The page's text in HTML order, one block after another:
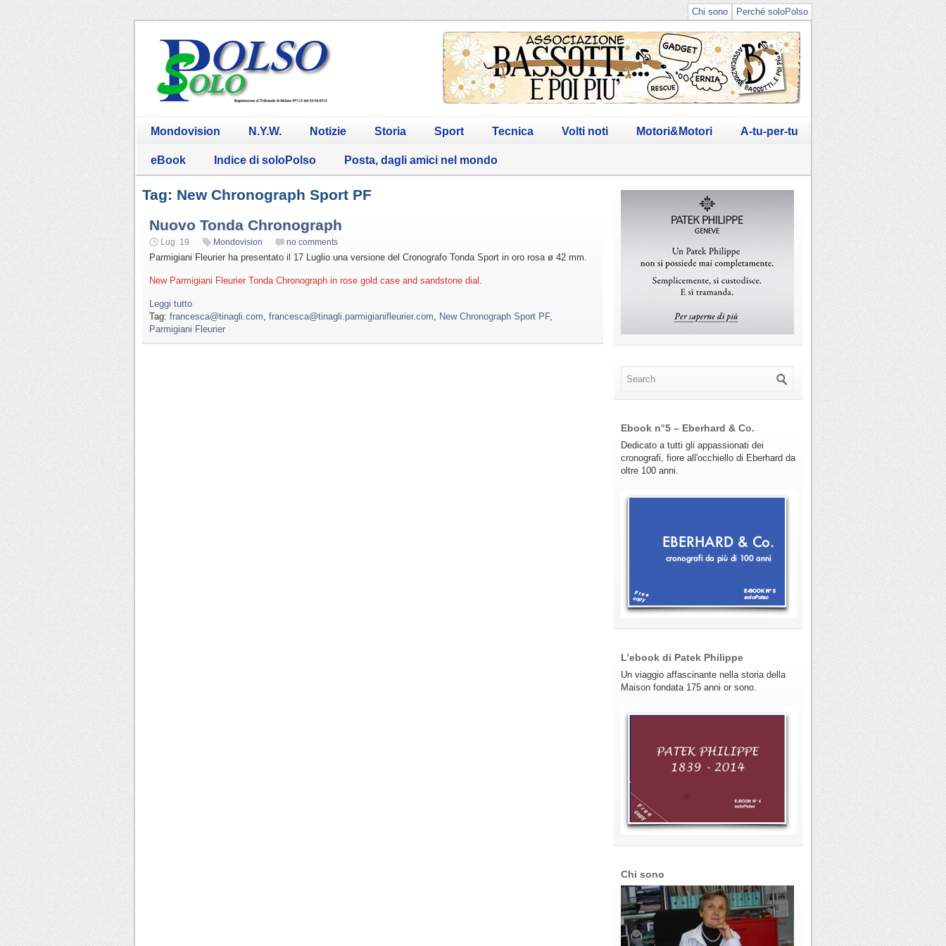
Perché soloPolso
Chi sono
Mondovision N.Y.W. Notizie Storia Sport Tecnica Volti noti Motori&Motori A-tu-per-tu
eBook Indice di soloPolso Posta, dagli amici nel mondo
Tag: New Chronograph Sport PF
Nuovo Tonda Chronograph
Lug. 19 Mondovision no comments
Parmigiani Fleurier ha presentato il 17 Luglio una versione del Cronografo Tonda Sport in oro rosa ø 42 mm.
New Parmigiani Fleurier Tonda Chronograph in rose gold case and sandstone dial.
Leggi tutto
Tag: francesca@tinagli.com francesca@tinagli.parmigianifleurier.com New Chronograph Sport PF,
Parmigiani Fleurier
Ebook n°5 – Eberhard & Co.
Dedicato a tutti gli appassionati dei
cronografi, fiore all'occhiello di Eberhard da
oltre 100 anni.
L’ebook di Patek Philippe
Un viaggio affascinante nella storia della
Maison fondata 175 anni or sono.
Chi sono